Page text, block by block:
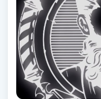
Rosacea
Rosenmetoden
Ryggmassage